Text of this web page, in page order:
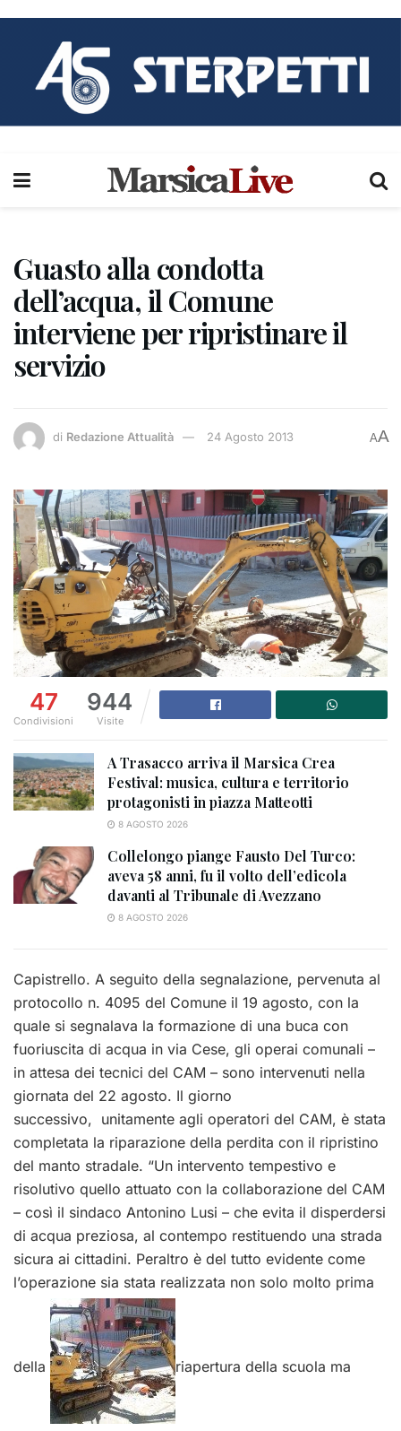
Guasto alla condotta
dell’acqua, il Comune
interviene per ripristinare il
servizio
di Redazione Attualità 24 Agosto 2013 AA
47
Condivisioni
944
Visite
A Trasacco arriva il Marsica Crea
Festival: musica, cultura e territorio
protagonisti in piazza Matteotti
8 AGOSTO 2026
Collelongo piange Fausto Del Turco:
aveva 58 anni, fu il volto dell’edicola
davanti al Tribunale di Avezzano
8 AGOSTO 2026
Capistrello. A seguito della segnalazione, pervenuta al
protocollo n. 4095 del Comune il 19 agosto, con la
quale si segnalava la formazione di una buca con
fuoriuscita di acqua in via Cese, gli operai comunali –
in attesa dei tecnici del CAM – sono intervenuti nella
giornata del 22 agosto. Il giorno
successivo, unitamente agli operatori del CAM, è stata
completata la riparazione della perdita con il ripristino
del manto stradale. “Un intervento tempestivo e
risolutivo quello attuato con la collaborazione del CAM
– così il sindaco Antonino Lusi – che evita il disperdersi
di acqua preziosa, al contempo restituendo una strada
sicura ai cittadini. Peraltro è del tutto evidente come
l’operazione sia stata realizzata non solo molto prima
della riapertura della scuola ma